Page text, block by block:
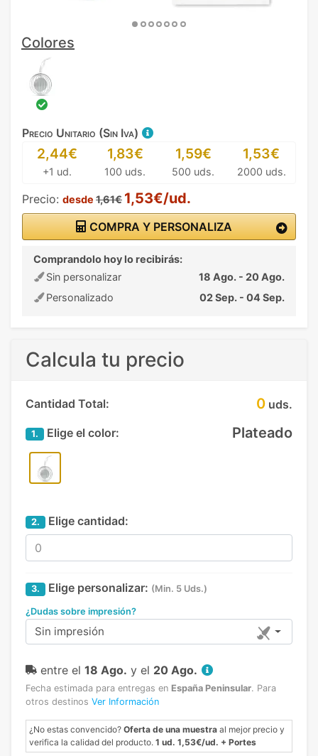
Colores
Precio Unitario (Sin Iva)
2,44€
+1 ud.
1,83€
100 uds.
1,59€
500 uds.
1,53€
2000 uds.
Precio: desde 1,61€ 1,53€/ud.
COMPRA Y PERSONALIZA
Comprandolo hoy lo recibirás:
Sin personalizar
18 Ago. - 20 Ago.
Personalizado
02 Sep. - 04 Sep.
Calcula tu precio
Cantidad Total: 0 uds.
1. Elige el color: Plateado
2. Elige cantidad:
3. Elige personalizar: (Min. 5 Uds.)
¿Dudas sobre impresión?
Sin impresión
entre el 18 Ago. y el 20 Ago.
Fecha estimada para entregas en España Peninsular. Para
otros destinos Ver Información
¿No estas convencido? Oferta de una muestra al mejor precio y
verifica la calidad del producto. 1 ud. 1,53€/ud. + Portes